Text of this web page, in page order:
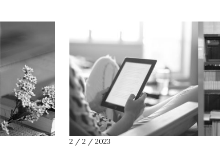
2 / 2 / 2023